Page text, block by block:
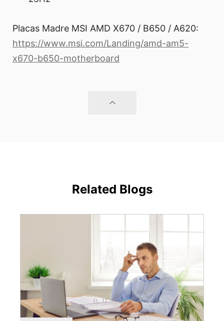
Placas Madre MSI AMD X670 / B650 / A620:
https://www.msi.com/Landing/amd-am5-
x670-b650-motherboard
Related Blogs